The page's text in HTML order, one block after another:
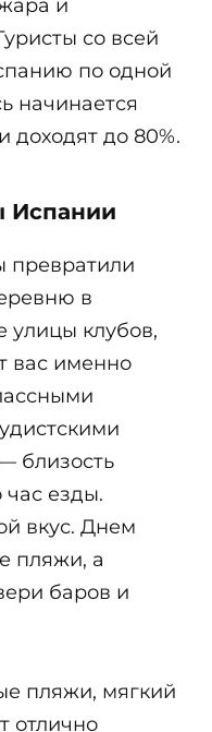
и
со всей
по одной
начинается
доходят до 80%.
Испании
превратили
в
улицы клубов,
вас именно
близость
час езды.
вкус. Днем
пляжи, а
баров и
пляжи, мягкий
отлично